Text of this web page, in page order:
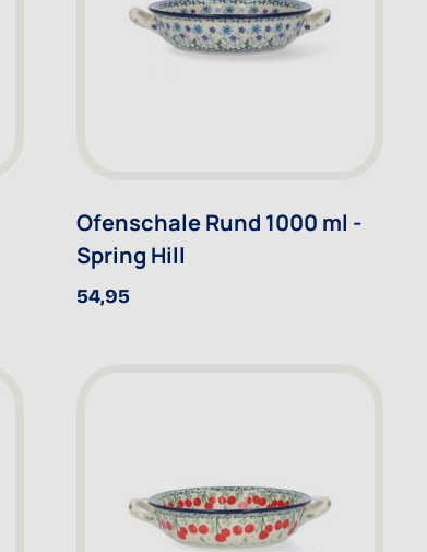
Ofenschale Rund 1000 ml -
Spring Hill
54,95